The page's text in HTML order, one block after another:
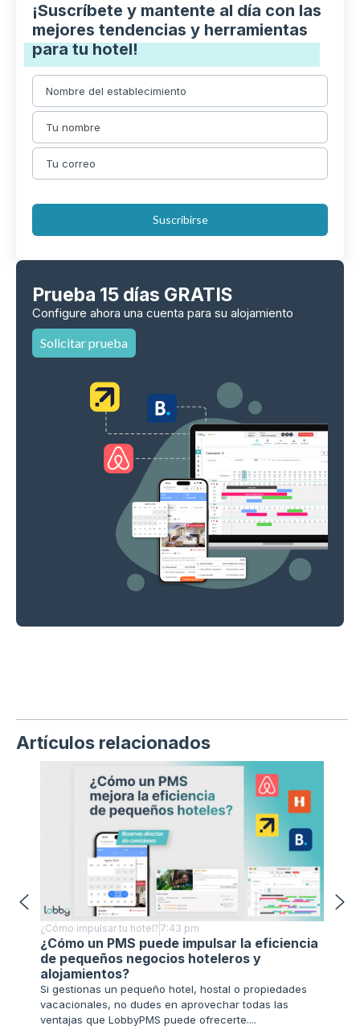
¡Suscríbete y mantente al día con las
mejores tendencias y herramientas
para tu hotel!
Suscribirse
Prueba 15 días GRATIS
Configure ahora una cuenta para su alojamiento
Solicitar prueba
Artículos relacionados
¿Cómo impulsar tu hotel? 7:43 pm
¿Cómo un PMS puede impulsar la eficiencia
de pequeños negocios hoteleros y
alojamientos?
Si gestionas un pequeño hotel, hostal o propiedades
vacacionales, no dudes en aprovechar todas las
ventajas que LobbyPMS puede ofrecerte....